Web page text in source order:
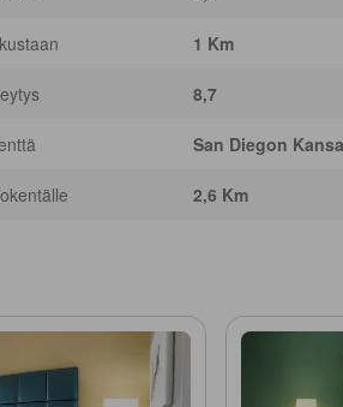
1 Km
8,7
San Diegon
2,6 Km